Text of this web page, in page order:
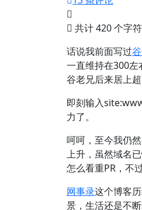
共计 420 个字
话说我前面写过
一直维持在300左
谷老兄后来居上
即刻输入
力了。
呵呵，至今我仍
上升，虽然域名
怎么看重PR，不
网事录这个博客
景，生活还是不